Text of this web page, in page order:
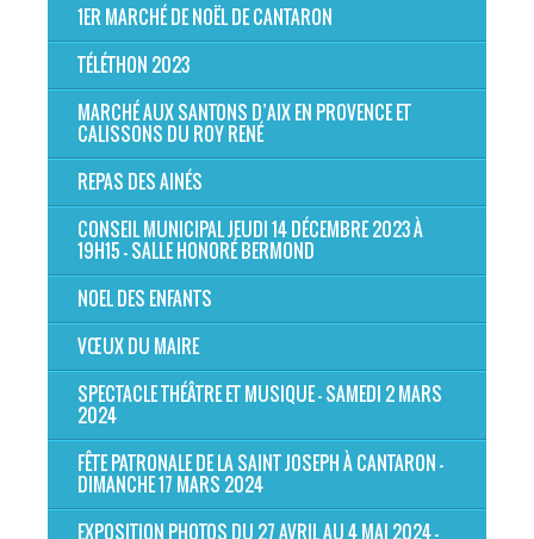
1ER MARCHÉ DE NOËL DE CANTARON
TÉLÉTHON 2023
MARCHÉ AUX SANTONS D’AIX EN PROVENCE ET
CALISSONS DU ROY RENÉ
REPAS DES AINÉS
CONSEIL MUNICIPAL JEUDI 14 DÉCEMBRE 2023 À
19H15 - SALLE HONORÉ BERMOND
NOEL DES ENFANTS
VŒUX DU MAIRE
SPECTACLE THÉÂTRE ET MUSIQUE - SAMEDI 2 MARS
2024
FÊTE PATRONALE DE LA SAINT JOSEPH À CANTARON -
DIMANCHE 17 MARS 2024
EXPOSITION PHOTOS DU 27 AVRIL AU 4 MAI 2024 -